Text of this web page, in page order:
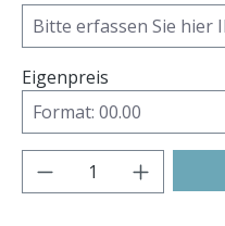
Eigenpreis
Produkt Anzahl: